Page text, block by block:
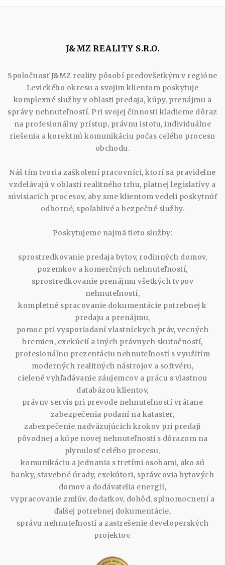
J&MZ REALITY S.R.O.
Spoločnosť J&MZ reality pôsobí predovšetkým v regióne
Levického okresu a svojim klientom poskytuje
komplexné služby v oblasti predaja, kúpy, prenájmu a
správy nehnuteľností. Pri svojej činnosti kladieme dôraz
na profesionálny prístup, právnu istotu, individuálne
riešenia a korektnú komunikáciu počas celého procesu
obchodu.
Náš tím tvoria zaškolení pracovníci, ktorí sa pravidelne
vzdelávajú v oblasti realitného trhu, platnej legislatívy a
súvisiacich procesov, aby sme klientom vedeli poskytnúť
odborné, spoľahlivé a bezpečné služby.
Poskytujeme najmä tieto služby:
sprostredkovanie predaja bytov, rodinných domov,
pozemkov a komerčných nehnuteľností,
sprostredkovanie prenájmu všetkých typov
nehnuteľností,
kompletné spracovanie dokumentácie potrebnej k
predaju a prenájmu,
pomoc pri vysporiadaní vlastníckych práv, vecných
bremien, exekúcií a iných právnych skutočností,
profesionálnu prezentáciu nehnuteľností s využitím
moderných realitných nástrojov a softvéru,
cielené vyhľadávanie záujemcov a prácu s vlastnou
databázou klientov,
právny servis pri prevode nehnuteľností vrátane
zabezpečenia podaní na kataster,
zabezpečenie nadväzujúcich krokov pri predaji
pôvodnej a kúpe novej nehnuteľnosti s dôrazom na
plynulosť celého procesu,
komunikáciu a jednania s tretími osobami, ako sú
banky, stavebné úrady, exekútori, správcovia bytových
domov a dodávatelia energií,
vypracovanie zmlúv, dodatkov, dohôd, splnomocnení a
ďalšej potrebnej dokumentácie,
správu nehnuteľností a zastrešenie developerských
projektov.